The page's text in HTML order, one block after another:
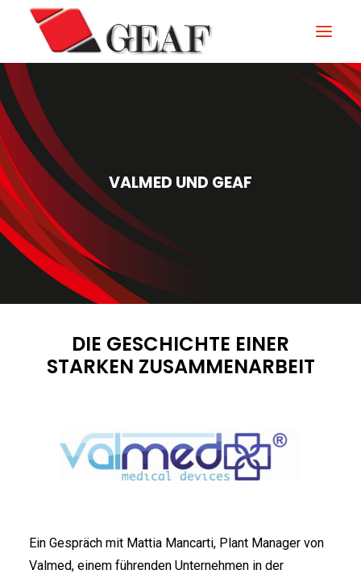
GEAF
UNTERNEHMEN
KNOW-HOW
UNSERE SEKTOREN
KONTAKTIEREN
NEUIGKEITEN UND VERANSTALTUNGEN
DOWNLOAD
ITALIANO
DEUTSCH
VALMED UND GEAF
DIE GESCHICHTE EINER
STARKEN ZUSAMMENARBEIT
Ein Gespräch mit Mattia Mancarti, Plant Manager von
Valmed, einem führenden Unternehmen in der